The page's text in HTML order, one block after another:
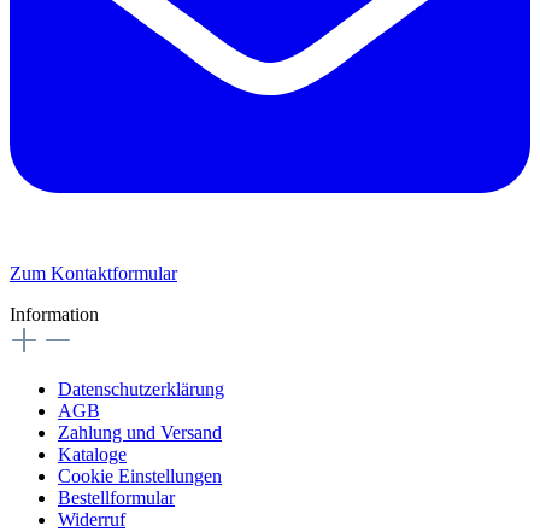
Zum Kontaktformular
Information
Datenschutzerklärung
AGB
Zahlung und Versand
Kataloge
Cookie Einstellungen
Bestellformular
Widerruf